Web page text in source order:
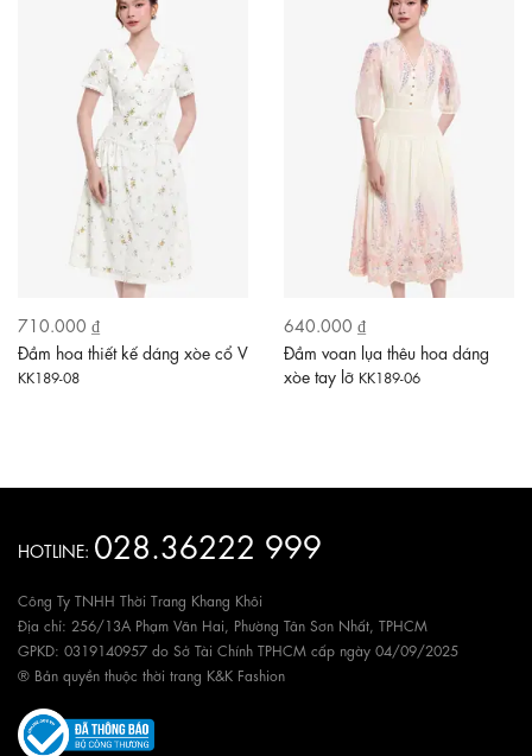
710.000 ₫
Đầm hoa thiết kế dáng xòe cổ V
KK189-08
640.000 ₫
Đầm voan lụa thêu hoa dáng
xòe tay lỡ KK189-06
HOTLINE: 028.36222 999
Công Ty TNHH Thời Trang Khang Khôi
Địa chỉ: 256/13A Phạm Văn Hai, Phường Tân Sơn Nhất, TPHCM
GPKD: 0319140957 do Sở Tài Chính TPHCM cấp ngày 04/09/2025
® Bản quyền thuộc thời trang K&K Fashion